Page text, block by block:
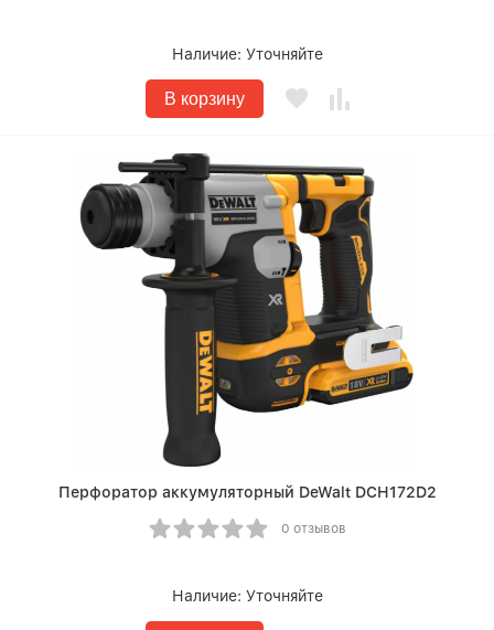
Наличие: Уточняйте
В корзину
Перфоратор аккумуляторный DeWalt DCH172D2
0 отзывов
Наличие: Уточняйте